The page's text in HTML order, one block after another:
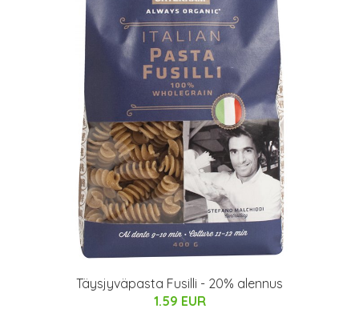
Täysjyväpasta Fusilli - 20% alennus
1.59 EUR